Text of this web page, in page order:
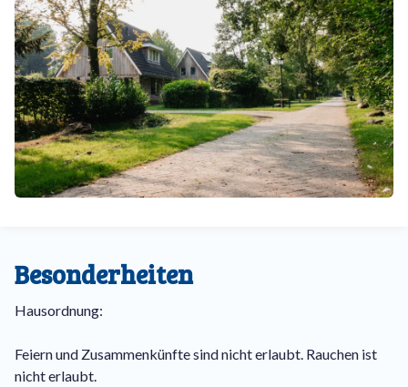
Zügen. Oder machen Sie einen langen Spaziergang mit dem
Hund! In einigen unserer Villen ist es erlaubt, ein Haustier
mitzubringen. Auf diese Weise werden Sie nie mehr ohne
Ihren vierbeinigen Freund in Urlaub fahren müssen!
Der Villapark De Hondsrug ist ein Familienpark par
excellence. Die geräumigen 6-Personen- und 8-Personen-
Villen sind sehr geeignet für große Familien. Dank aller
verfügbaren Einrichtungen werden sich die Kinder keinen
Eltern die luxuriöse Infrarot-Sauna nutzen oder sich in der
verfügen die luxuriösen Villen über einen geräumigen
während ihres Urlaubs optimale Privatsphäre.
Besonderheiten
Hausordnung:
Feiern und Zusammenkünfte sind nicht erlaubt. Rauchen ist
nicht erlaubt.